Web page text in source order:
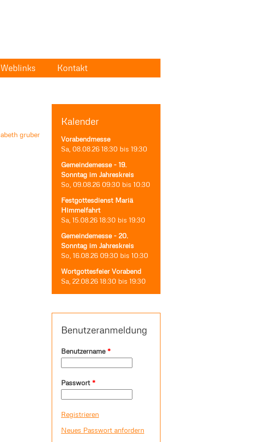
Weblinks Kontakt
Kalender
Vorabendmesse
Sa, 08.08.26 18:30 bis 19:30
Gemeindemesse - 19.
Sonntag im Jahreskreis
So, 09.08.26 09:30 bis 10:30
Festgottesdienst Mariä
Himmelfahrt
Sa, 15.08.26 18:30 bis 19:30
Gemeindemesse - 20.
Sonntag im Jahreskreis
So, 16.08.26 09:30 bis 10:30
Wortgottesfeier Vorabend
Sa, 22.08.26 18:30 bis 19:30
Benutzeranmeldung
Benutzername *
Passwort *
Registrieren
Neues Passwort anfordern